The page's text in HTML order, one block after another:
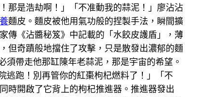
那是浩劫啊！」「不准動我的蒜泥！」廖沾沾
麵皮。麵皮被他用氣功般的捏製手法，瞬間擴
傳《沾醬秘笈》中記載的「水餃皮護盾」，薄
但奇蹟般地擋住了攻擊，只是散發出濃郁的麵
帶走他那缸陳年老蒜泥，那是宇宙的希望。
逃跑！別再管你的紅棗枸杞燃料了！」「不
時開啟了它背上的枸杞推進器。推進器發出